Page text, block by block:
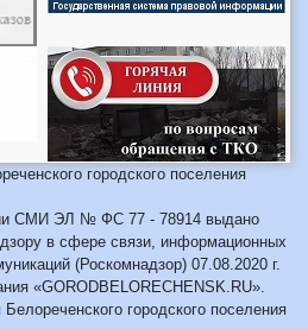
городского поселения
СМИ ЭЛ № ФС 77 - 78914 выдано
в сфере связи, информационных
(Роскомнадзор) 07.08.2020 г.
«GORODBELORECHENSK.RU».
городского поселения